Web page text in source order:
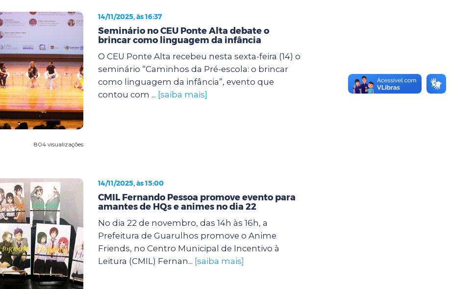
804 visualizações
14/11/2025, às 16:37
Seminário no CEU Ponte Alta debate o
brincar como linguagem da infância
O CEU Ponte Alta recebeu nesta sexta-feira (14) o
seminário “Caminhos da Pré-escola: o brincar
como linguagem da infância”, evento que
contou com ... [saiba mais]
14/11/2025, às 15:00
CMIL Fernando Pessoa promove evento para
amantes de HQs e animes no dia 22
No dia 22 de novembro, das 14h às 16h, a
Prefeitura de Guarulhos promove o Anime
Friends, no Centro Municipal de Incentivo à
Leitura (CMIL) Fernan... [saiba mais]